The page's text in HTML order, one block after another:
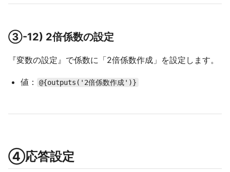
③-12) 2倍係数の設定
『変数の設定』で係数に「2倍係数作成」を設定します。
値： @{outputs('2倍係数作成')}
④応答設定